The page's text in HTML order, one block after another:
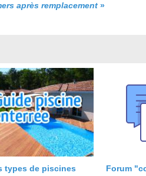
après remplacement »
types de piscines
Forum